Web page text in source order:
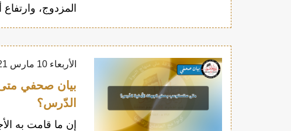
المزدوج،
الأربعاء 10 مارس 2021
بيان صحفي
الدّرس؟
إن ما قامت به